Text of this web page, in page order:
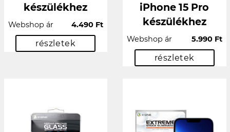
készülékhez
Webshop ár 4.490 Ft
részletek
iPhone 15 Pro
készülékhez
Webshop ár 5.990 Ft
részletek